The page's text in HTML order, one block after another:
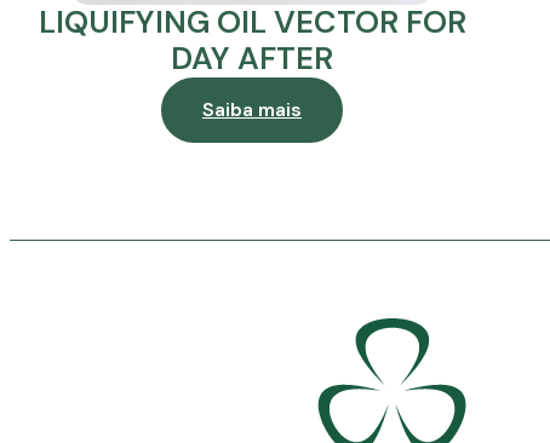
LIQUIFYING OIL VECTOR FOR
DAY AFTER
Saiba mais